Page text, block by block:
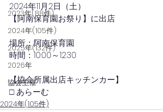
2023年(88件)
2024年(105件)
2025年(132件)
2026年
協会主催
2024年11月2日（土）
【阿南保育園お祭り】に出店
場所：阿南保育園
時間：10:00～12:30
【協会所属出店キッチンカー】
□ あらーむ
2024年(105件)